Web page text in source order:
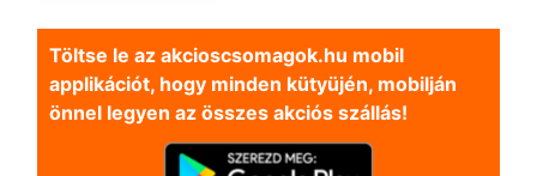
Töltse le az akcioscsomagok.hu mobil
applikációt, hogy minden kütyüjén, mobilján
önnel legyen az összes akciós szállás!